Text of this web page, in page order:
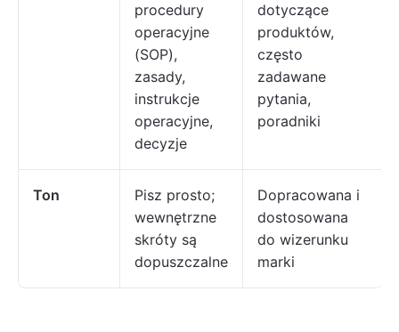
procedury
operacyjne
(SOP),
zasady,
instrukcje
operacyjne,
decyzje
dotyczące
produktów,
często
zadawane
pytania,
poradniki
Ton
Pisz prosto;
wewnętrzne
skróty są
dopuszczalne
Dopracowana i
dostosowana
do wizerunku
marki